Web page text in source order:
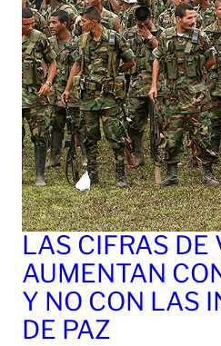
LAS CIFRAS DE
AUMENTAN
Y NO CON LAS
DE PAZ